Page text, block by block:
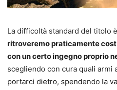
La difficoltà standard del titolo
ritroveremo praticamente
con un certo ingegno proprio
scegliendo con cura quali armi
portarci dietro, spendendo la